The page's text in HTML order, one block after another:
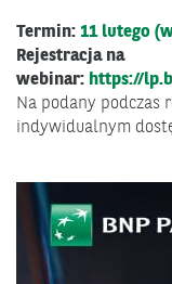
Termin: 11 lutego
Rejestracja na
webinar: https://
Na podany
indywidualnym